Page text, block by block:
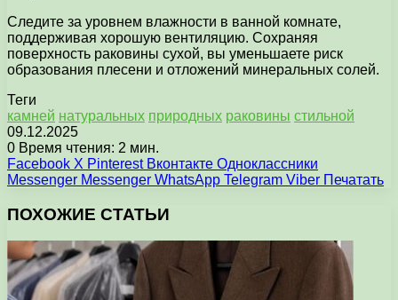
Следите за уровнем влажности в ванной комнате,
поддерживая хорошую вентиляцию. Сохраняя
поверхность раковины сухой, вы уменьшаете риск
образования плесени и отложений минеральных солей.
Теги
камней натуральных природных раковины стильной
09.12.2025
0 Время чтения: 2 мин.
Facebook X Pinterest Вконтакте Одноклассники
Messenger Messenger WhatsApp Telegram Viber Печатать
ПОХОЖИЕ СТАТЬИ